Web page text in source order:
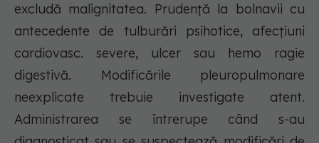
excludă malignitatea. Prudenţă la bolnavii cu
antecedente de tulburări psihotice, afecţiuni
cardiovasc. severe, ulcer sau hemo ragie
digestivă. Modificările pleuropulmonare
neexplicate trebuie investigate atent.
Administrarea se întrerupe când s-au